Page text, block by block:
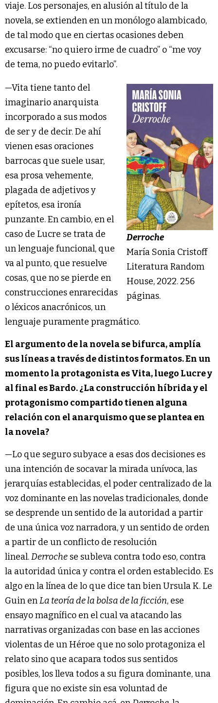
viaje. Los personajes, en alusión al título de la
novela, se extienden en un monólogo alambicado,
de tal modo que en ciertas ocasiones deben
excusarse: “no quiero irme de cuadro” o “me voy
de tema, no puedo evitarlo”.
Derroche
María Sonia Cristoff
Literatura Random
House, 2022. 256
páginas.
—Vita tiene tanto del
imaginario anarquista
incorporado a sus modos
de ser y de decir. De ahí
vienen esas oraciones
barrocas que suele usar,
esa prosa vehemente,
plagada de adjetivos y
epítetos, esa ironía
punzante. En cambio, en el
caso de Lucre se trata de
un lenguaje funcional, que
va al punto, que resuelve
cosas, que no se pierde en
construcciones enrarecidas
o léxicos anacrónicos, un
lenguaje puramente pragmático.
El argumento de la novela se bifurca, amplía
sus líneas a través de distintos formatos. En un
momento la protagonista es Vita, luego Lucre y
al final es Bardo. ¿La construcción híbrida y el
protagonismo compartido tienen alguna
relación con el anarquismo que se plantea en
la novela?
—Lo que seguro subyace a esas dos decisiones es
una intención de socavar la mirada unívoca, las
jerarquías establecidas, el poder centralizado de la
voz dominante en las novelas tradicionales, donde
se desprende un sentido de la autoridad a partir
de una única voz narradora, y un sentido de orden
a partir de un conflicto de resolución
lineal.Derroche se subleva contra todo eso, contra
la autoridad única y contra el orden establecido. Es
algo en la línea de lo que dice tan bien Ursula K. Le
Guin enLa teoría de la bolsa de la ficción, ese
ensayo magnífico en el cual va atacando las
narrativas organizadas con base en las acciones
violentas de un Héroe que no solo protagoniza el
relato sino que acapara todos sus sentidos
posibles, los lleva todos a su figura dominante, una
figura que no existe sin esa voluntad de